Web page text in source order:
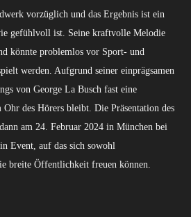
vorzüglich und das Ergebnis ist ein
gefühlvoll ist. Seine kraftvolle Melodie
könnte problemlos vor Sport- und
werden. Aufgrund seiner einprägsamen
von George La Busch fast eine
Ohr des Hörers bleibt. Die Präsentation des
am 24. Februar 2024 in München bei
Event, auf das sich sowohl
breite Öffentlichkeit freuen können.